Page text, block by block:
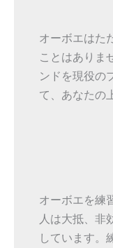
オーボエはた
ことはありま
ンドを現役の
て、あなたの
オーボエを練
人は大抵、非
しています。